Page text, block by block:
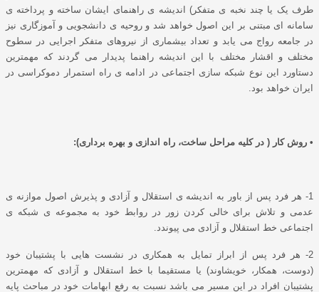
طرف یک یا چند نخبه ی متفکر) اندیشه ی راهنمای ایشان ساخته و پرداخته ی
سامانه ای مبتنی بر این اصول خواهد شد و روحیه ی دانشجویی و آموزگاری نیز
در جامعه رواج می یابد و تعداد بیشماری از نیروهای متفکر اجرایی در سطوح
مختلف و اقشار مختلف با این اندیشه راهنما پدیدار می گردند که مهمترین
دستاورد این نوع شبکه سازی اجتماعی در ادامه ی راه استمرار دموکراسی در
ایران خواهد بود.
• روش کار ( در کلیه مراحل ساخت، راه اندازی و بهره برداری):
1- هر فرد پس از باور به اندیشه ی استقلال و آزادی و پذیرش اصول موازنه ی
عدمی و تلاش برای خالی کردن زور در روابط خود به مجموعه ی شبکه ی
اجتماعی خط استقلال و آزادی می پیوندد.
2- هر فرد پس از ابراز تمایل به همکاری در نشست هایی با پشتیبان خود
(دوست، همکار، خویشاوند) یا مستقیما با خط استقلال و آزادی که مهمترین
پشتیبان افراد در این مسیر می باشد نسبت به رفع ابهامات خود در مباحث پایه